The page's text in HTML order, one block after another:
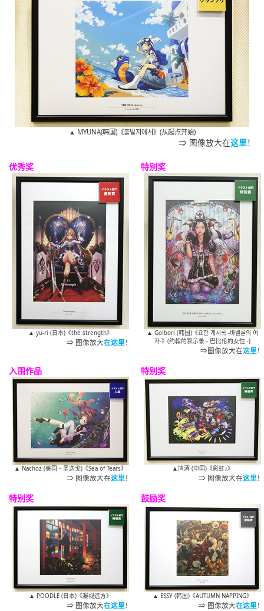
▲ MYUNA(韩国)《출발지에서》(从起点开始)
⇒ 图像放大在这里！
优秀奖
▲ yu-ri (日本)《the strength》
⇒ 图像放大在这里！
特别奖
▲ Golbori (韩国)《요한 계시록 -바벨론의 여
자-》(约翰的默示录 - 巴比伦的女性 -)
⇒图像放大在这里！
入围作品
▲ Nachoz (美国・圣迭戈)《Sea of Tears》
⇒ 图像放大在这里！
特别奖
▲鸠酒 (中国)《彩虹♪》
⇒ 图像放大在这里！
特别奖
▲ POODLE (日本)《凝视远方》
⇒ 图像放大在这里！
鼓励奖
▲ ESSY (韩国)《AUTUMN NAPPING》
⇒ 图像放大在这里！